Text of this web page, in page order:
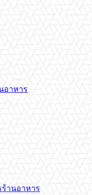
อาหาร
ร้านอาหาร